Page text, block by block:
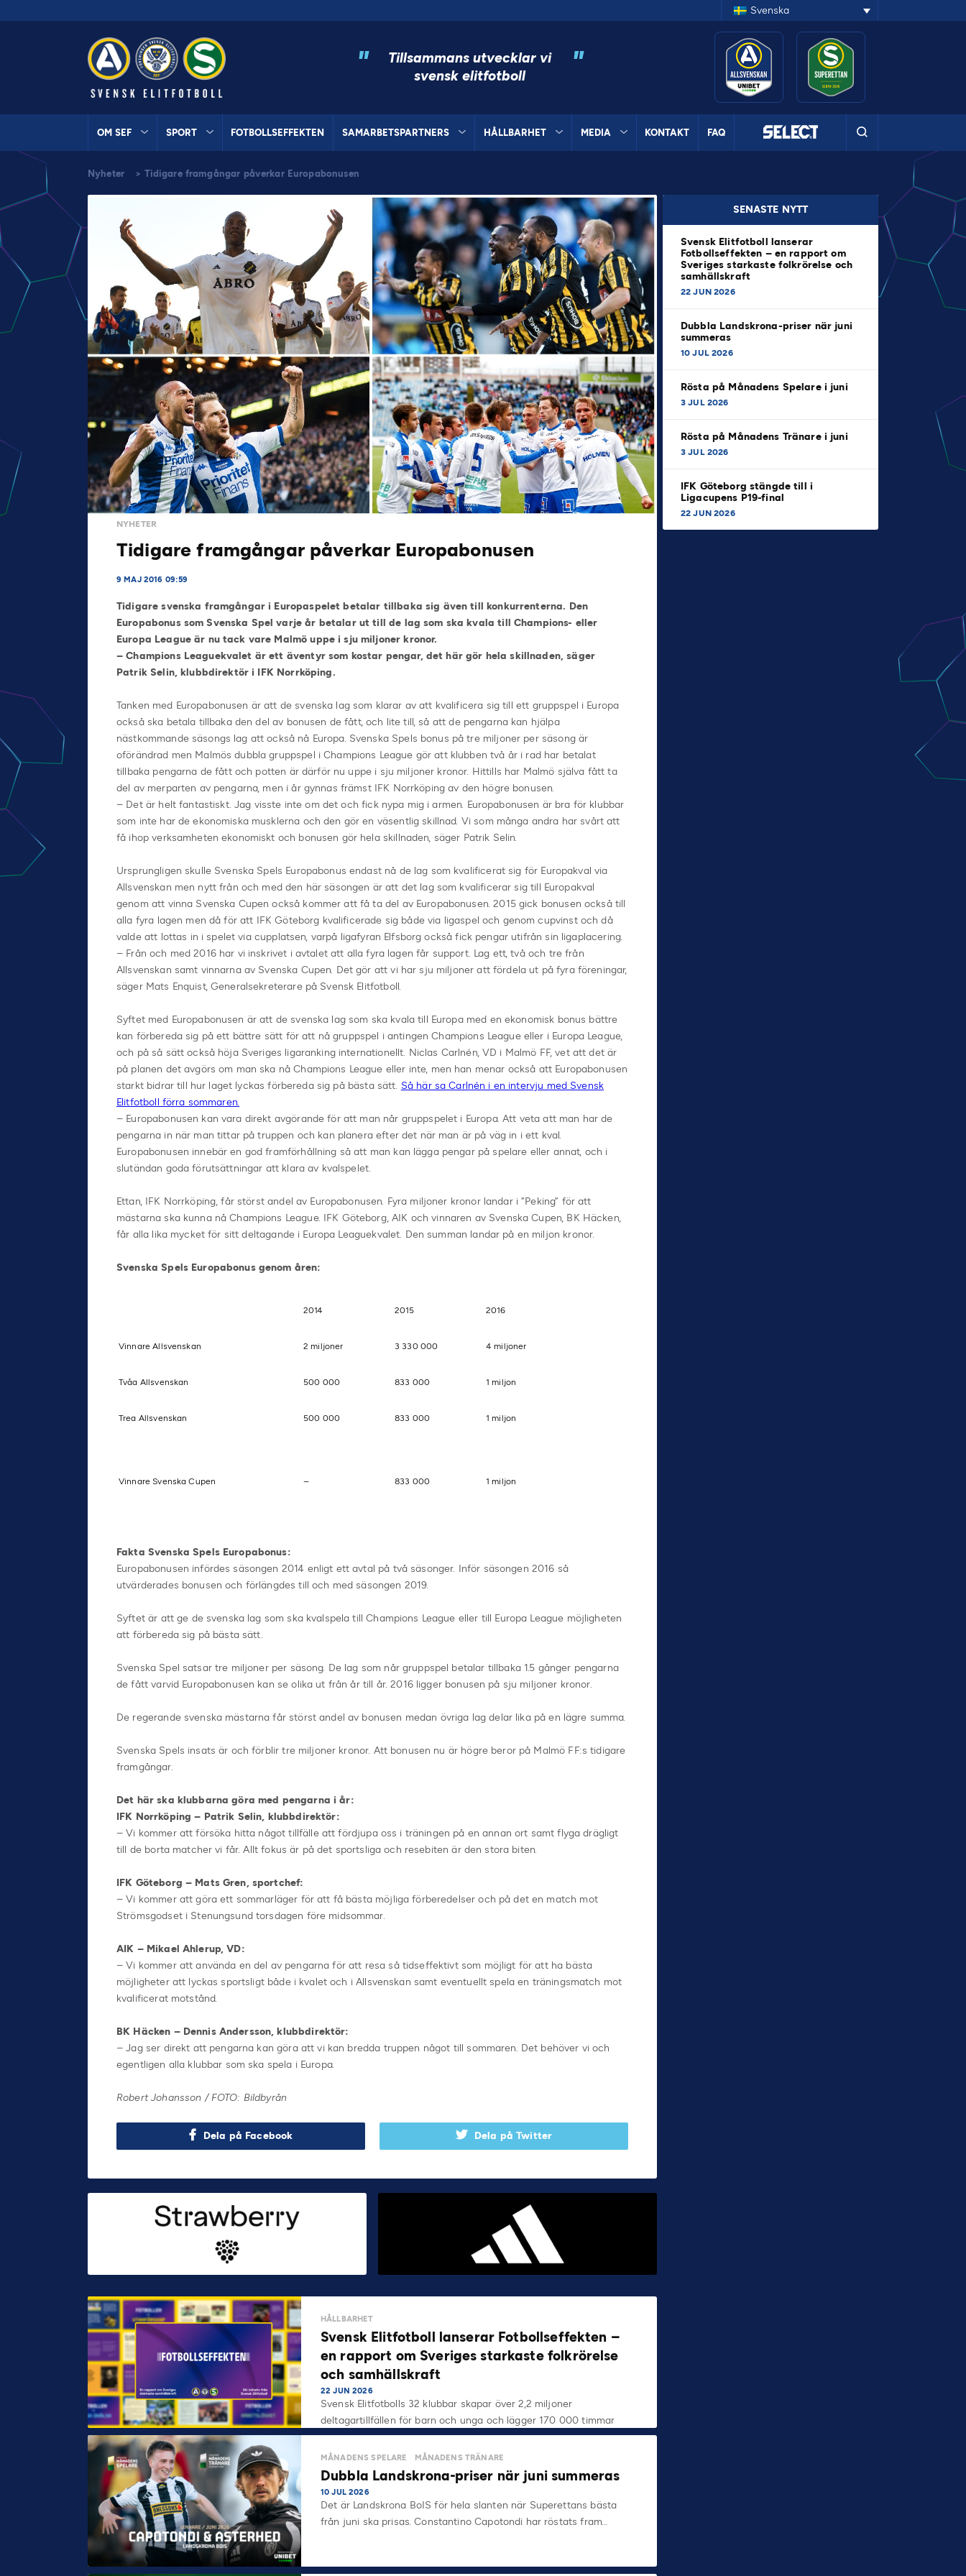
Svenska
"
Tillsammans utvecklar vi
svensk elitfotboll
"
OM SEF SPORT FOTBOLLSEFFEKTEN SAMARBETSPARTNERS HÅLLBARHET MEDIA KONTAKT FAQ
Nyheter > Tidigare framgångar påverkar Europabonusen
NYHETER
Tidigare framgångar påverkar Europabonusen
9 MAJ 2016 09:59
Tidigare svenska framgångar i Europaspelet betalar tillbaka sig även till konkurrenterna. Den
Europabonus som Svenska Spel varje år betalar ut till de lag som ska kvala till Champions- eller
Europa League är nu tack vare Malmö uppe i sju miljoner kronor.
– Champions Leaguekvalet är ett äventyr som kostar pengar, det här gör hela skillnaden, säger
Patrik Selin, klubbdirektör i IFK Norrköping.
Tanken med Europabonusen är att de svenska lag som klarar av att kvalificera sig till ett gruppspel i Europa
också ska betala tillbaka den del av bonusen de fått, och lite till, så att de pengarna kan hjälpa
nästkommande säsongs lag att också nå Europa. Svenska Spels bonus på tre miljoner per säsong är
oförändrad men Malmös dubbla gruppspel i Champions League gör att klubben två år i rad har betalat
tillbaka pengarna de fått och potten är därför nu uppe i sju miljoner kronor. Hittills har Malmö själva fått ta
del av merparten av pengarna, men i år gynnas främst IFK Norrköping av den högre bonusen.
– Det är helt fantastiskt. Jag visste inte om det och fick nypa mig i armen. Europabonusen är bra för klubbar
som inte har de ekonomiska musklerna och den gör en väsentlig skillnad. Vi som många andra har svårt att
få ihop verksamheten ekonomiskt och bonusen gör hela skillnaden, säger Patrik Selin.
Ursprungligen skulle Svenska Spels Europabonus endast nå de lag som kvalificerat sig för Europakval via
Allsvenskan men nytt från och med den här säsongen är att det lag som kvalificerar sig till Europakval
genom att vinna Svenska Cupen också kommer att få ta del av Europabonusen. 2015 gick bonusen också till
alla fyra lagen men då för att IFK Göteborg kvalificerade sig både via ligaspel och genom cupvinst och då
valde att lottas in i spelet via cupplatsen, varpå ligafyran Elfsborg också fick pengar utifrån sin ligaplacering.
– Från och med 2016 har vi inskrivet i avtalet att alla fyra lagen får support. Lag ett, två och tre från
Allsvenskan samt vinnarna av Svenska Cupen. Det gör att vi har sju miljoner att fördela ut på fyra föreningar,
säger Mats Enquist, Generalsekreterare på Svensk Elitfotboll.
Syftet med Europabonusen är att de svenska lag som ska kvala till Europa med en ekonomisk bonus bättre
kan förbereda sig på ett bättre sätt för att nå gruppspel i antingen Champions League eller i Europa League,
och på så sätt också höja Sveriges ligaranking internationellt. Niclas Carlnén, VD i Malmö FF, vet att det är
på planen det avgörs om man ska nå Champions League eller inte, men han menar också att Europabonusen
starkt bidrar till hur laget lyckas förbereda sig på bästa sätt. Så här sa Carlnén i en intervju med Svensk
Elitfotboll förra sommaren.
– Europabonusen kan vara direkt avgörande för att man når gruppspelet i Europa. Att veta att man har de
pengarna in när man tittar på truppen och kan planera efter det när man är på väg in i ett kval.
Europabonusen innebär en god framförhållning så att man kan lägga pengar på spelare eller annat, och i
slutändan goda förutsättningar att klara av kvalspelet.
Ettan, IFK Norrköping, får störst andel av Europabonusen. Fyra miljoner kronor landar i ”Peking” för att
mästarna ska kunna nå Champions League. IFK Göteborg, AIK och vinnaren av Svenska Cupen, BK Häcken,
får alla lika mycket för sitt deltagande i Europa Leaguekvalet. Den summan landar på en miljon kronor.
Svenska Spels Europabonus genom åren:
2014 2015 2016
Vinnare Allsvenskan 2 miljoner 3 330 000 4 miljoner
Tvåa Allsvenskan 500 000 833 000 1 miljon
Trea Allsvenskan 500 000 833 000 1 miljon
Vinnare Svenska Cupen – 833 000 1 miljon
Fakta Svenska Spels Europabonus:
Europabonusen infördes säsongen 2014 enligt ett avtal på två säsonger. Inför säsongen 2016 så
utvärderades bonusen och förlängdes till och med säsongen 2019.
Syftet är att ge de svenska lag som ska kvalspela till Champions League eller till Europa League möjligheten
att förbereda sig på bästa sätt.
Svenska Spel satsar tre miljoner per säsong. De lag som når gruppspel betalar tillbaka 1.5 gånger pengarna
de fått varvid Europabonusen kan se olika ut från år till år. 2016 ligger bonusen på sju miljoner kronor.
De regerande svenska mästarna får störst andel av bonusen medan övriga lag delar lika på en lägre summa.
Svenska Spels insats är och förblir tre miljoner kronor. Att bonusen nu är högre beror på Malmö FF:s tidigare
framgångar.
Det här ska klubbarna göra med pengarna i år:
IFK Norrköping – Patrik Selin, klubbdirektör:
– Vi kommer att försöka hitta något tillfälle att fördjupa oss i träningen på en annan ort samt flyga drägligt
till de borta matcher vi får. Allt fokus är på det sportsliga och resebiten är den stora biten.
IFK Göteborg – Mats Gren, sportchef:
– Vi kommer att göra ett sommarläger för att få bästa möjliga förberedelser och på det en match mot
Strömsgodset i Stenungsund torsdagen före midsommar.
AIK – Mikael Ahlerup, VD:
– Vi kommer att använda en del av pengarna för att resa så tidseffektivt som möjligt för att ha bästa
möjligheter att lyckas sportsligt både i kvalet och i Allsvenskan samt eventuellt spela en träningsmatch mot
kvalificerat motstånd.
BK Häcken – Dennis Andersson, klubbdirektör:
– Jag ser direkt att pengarna kan göra att vi kan bredda truppen något till sommaren. Det behöver vi och
egentligen alla klubbar som ska spela i Europa.
Robert Johansson / FOTO: Bildbyrån
Dela på Facebook Dela på Twitter
SENASTE NYTT
Svensk Elitfotboll lanserar
Fotbollseffekten – en rapport om
Sveriges starkaste folkrörelse och
samhällskraft
22 JUN 2026
Dubbla Landskrona-priser när juni
summeras
10 JUL 2026
Rösta på Månadens Spelare i juni
3 JUL 2026
Rösta på Månadens Tränare i juni
3 JUL 2026
IFK Göteborg stängde till i
Ligacupens P19-final
22 JUN 2026
HÅLLBARHET
Svensk Elitfotboll lanserar Fotbollseffekten –
en rapport om Sveriges starkaste folkrörelse
och samhällskraft
22 JUN 2026
Svensk Elitfotbolls 32 klubbar skapar över 2,2 miljoner
deltagartillfällen för barn och unga och lägger 170 000 timmar
på…
MÅNADENS SPELARE MÅNADENS TRÄNARE
Dubbla Landskrona-priser när juni summeras
10 JUL 2026
Det är Landskrona BoIS för hela slanten när Superettans bästa
från juni ska prisas. Constantino Capotondi har röstats fram…